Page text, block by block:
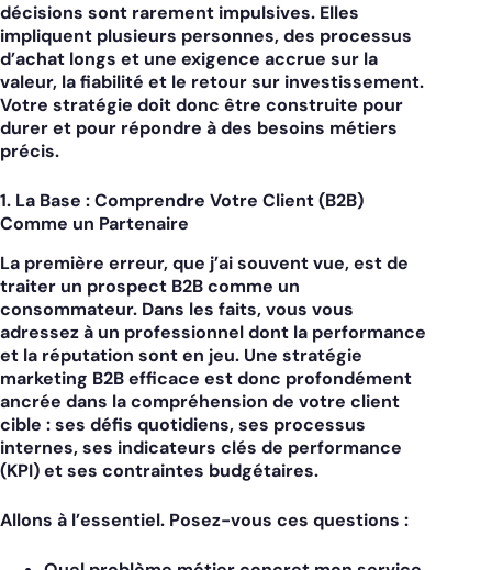
décisions sont rarement impulsives. Elles
impliquent plusieurs personnes, des processus
d’achat longs et une exigence accrue sur la
valeur, la fiabilité et le retour sur investissement.
Votre stratégie doit donc être construite pour
durer et pour répondre à des besoins métiers
précis.
1. La Base : Comprendre Votre Client (B2B)
Comme un Partenaire
La première erreur, que j’ai souvent vue, est de
traiter un prospect B2B comme un
consommateur. Dans les faits, vous vous
adressez à un professionnel dont la performance
et la réputation sont en jeu. Une stratégie
marketing B2Befficace est donc profondément
ancrée dans la compréhension de votre client
cible : ses défis quotidiens, ses processus
internes, ses indicateurs clés de performance
(KPI) et ses contraintes budgétaires.
Allons à l’essentiel. Posez-vous ces questions :